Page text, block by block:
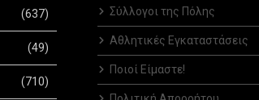
(637)
(49)
(710)
Σύλλογοι της Πόλης
Αθλητικές Εγκαταστάσεις
Ποιοί Είμαστε!